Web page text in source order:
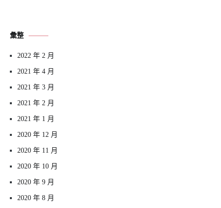
彙整
2022 年 2 月
2021 年 4 月
2021 年 3 月
2021 年 2 月
2021 年 1 月
2020 年 12 月
2020 年 11 月
2020 年 10 月
2020 年 9 月
2020 年 8 月